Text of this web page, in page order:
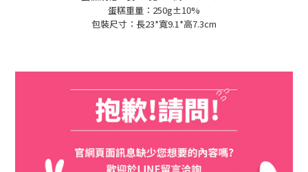
蛋糕重量：250g±10%
包裝尺寸：長23*寬9.1*高7.3cm